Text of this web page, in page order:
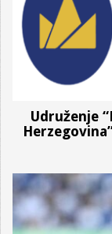
Udruženje